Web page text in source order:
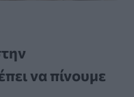
να πίνουμε